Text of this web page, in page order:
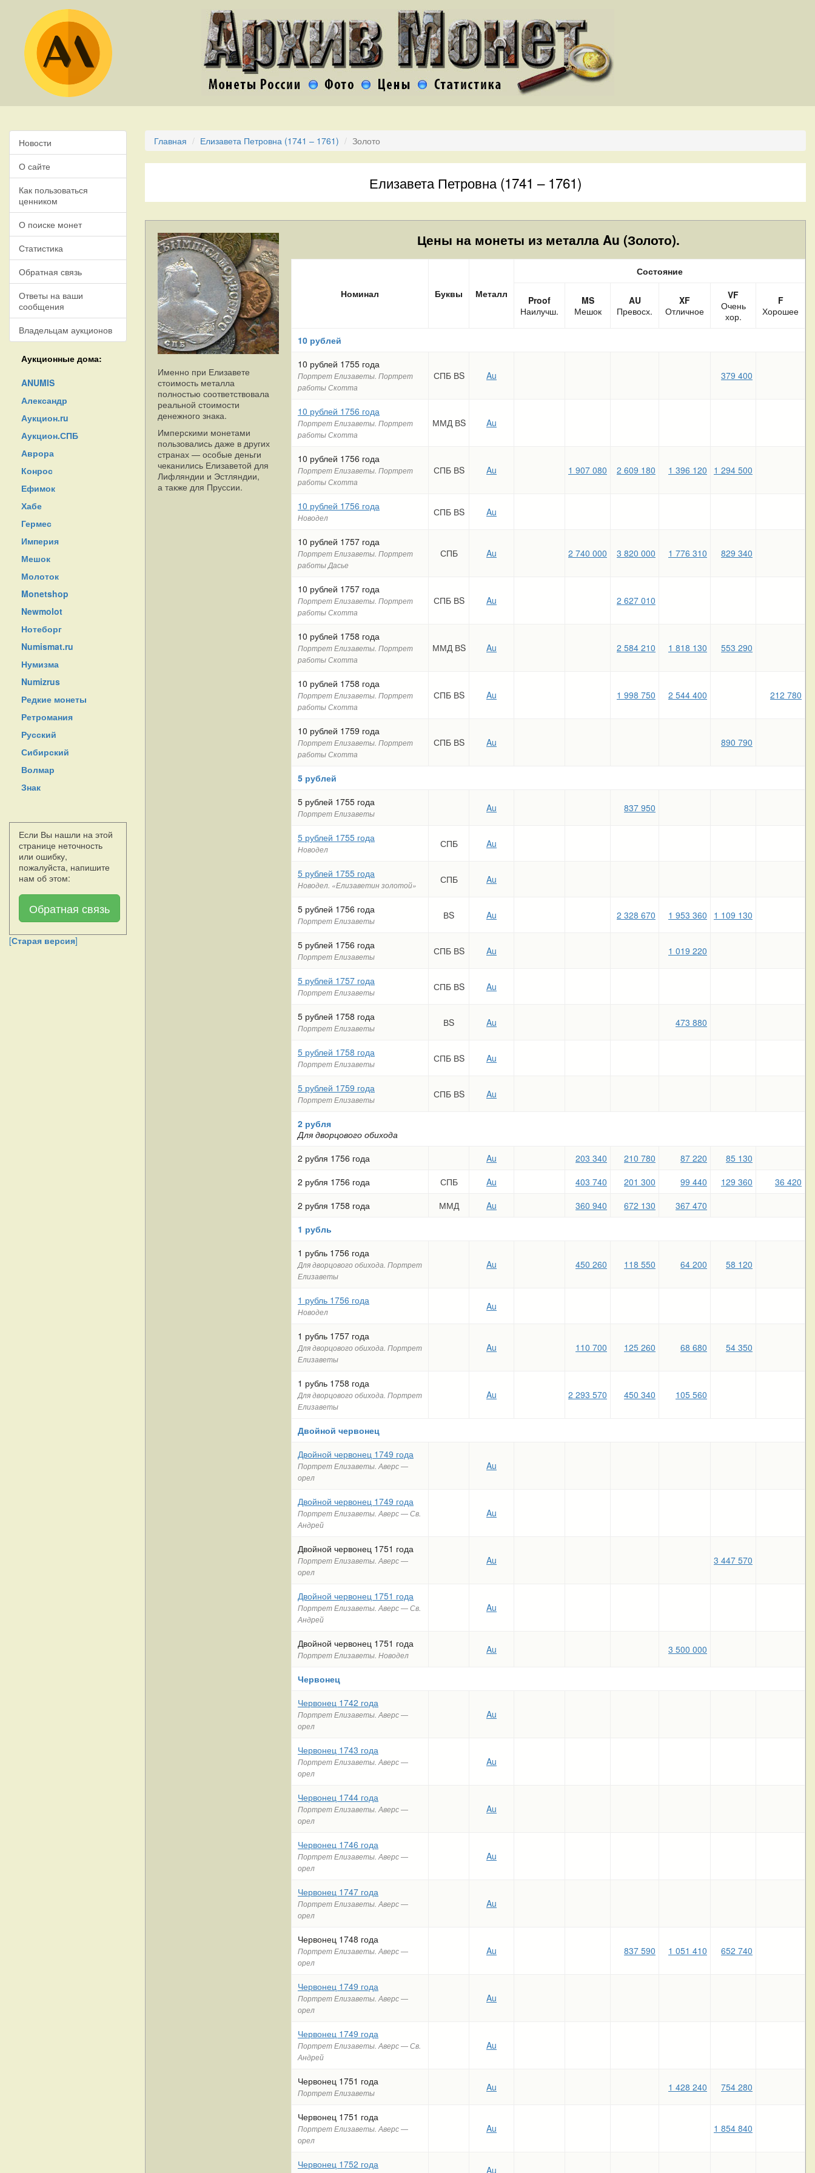
Новости
О сайте
Как пользоваться
ценником
О поиске монет
Статистика
Обратная связь
Ответы на ваши
сообщения
Владельцам аукционов
Аукционные дома:
ANUMIS
Александр
Аукцион.ru
Аукцион.СПБ
Аврора
Конрос
Ефимок
Хабе
Гермес
Империя
Мешок
Молоток
Monetshop
Newmolot
Нотеборг
Numismat.ru
Нумизма
Numizrus
Редкие монеты
Ретромания
Русский
Сибирский
Волмар
Знак
Если Вы нашли на этой
странице неточность
или ошибку,
пожалуйста, напишите
нам об этом:
Обратная связь
[Старая версия]
Главная Елизавета Петровна (1741 – 1761) Золото
Елизавета Петровна (1741 – 1761)
Именно при Елизавете
стоимость металла
полностью соответствовала
реальной стоимости
денежного знака.
Имперскими монетами
пользовались даже в других
странах — особые деньги
чеканились Елизаветой для
Лифляндии и Эстляндии,
а также для Пруссии.
Цены на монеты из металла Au (Золото).
Номинал Буквы Металл
Состояние
Proof
Наилучш.
MS
Мешок
AU
Превосх.
XF
Отличное
VF
Очень
хор.
F
Хорошее
10 рублей
10 рублей 1755 года
Портрет Елизаветы. Портрет
работы Скотта
СПБ ВS Au 379 400
10 рублей 1756 года
Портрет Елизаветы. Портрет
работы Скотта
ММД ВS Au
10 рублей 1756 года
Портрет Елизаветы. Портрет
работы Скотта
СПБ ВS Au 1 907 080 2 609 180 1 396 120 1 294 500
10 рублей 1756 года
Новодел СПБ ВS Au
10 рублей 1757 года
Портрет Елизаветы. Портрет
работы Дасье
СПБ Au 2 740 000 3 820 000 1 776 310 829 340
10 рублей 1757 года
Портрет Елизаветы. Портрет
работы Скотта
СПБ ВS Au 2 627 010
10 рублей 1758 года
Портрет Елизаветы. Портрет
работы Скотта
ММД ВS Au 2 584 210 1 818 130 553 290
10 рублей 1758 года
Портрет Елизаветы. Портрет
работы Скотта
СПБ ВS Au 1 998 750 2 544 400 212 780
10 рублей 1759 года
Портрет Елизаветы. Портрет
работы Скотта
СПБ ВS Au 890 790
5 рублей
5 рублей 1755 года
Портрет Елизаветы Au 837 950
5 рублей 1755 года
Новодел СПБ Au
5 рублей 1755 года
Новодел. «Елизаветин золотой» СПБ Au
5 рублей 1756 года
Портрет Елизаветы ВS Au 2 328 670 1 953 360 1 109 130
5 рублей 1756 года
Портрет Елизаветы СПБ ВS Au 1 019 220
5 рублей 1757 года
Портрет Елизаветы СПБ ВS Au
5 рублей 1758 года
Портрет Елизаветы ВS Au 473 880
5 рублей 1758 года
Портрет Елизаветы СПБ ВS Au
5 рублей 1759 года
Портрет Елизаветы СПБ ВS Au
2 рубля
Для дворцового обихода
2 рубля 1756 года
Au 203 340 210 780 87 220
85 130
2 рубля 1756 года
СПБ Au 403 740 201 300 99 440 129 360
36 420
2 рубля 1758 года
ММД Au 360 940 672 130
367 470
1 рубль
1 рубль 1756 года
Для дворцового обихода. Портрет
Елизаветы
Au 450 260 118 550 64 200 58 120
1 рубль 1756 года
Новодел Au
1 рубль 1757 года
Для дворцового обихода. Портрет
Елизаветы
Au 110 700 125 260 68 680 54 350
1 рубль 1758 года
Для дворцового обихода. Портрет
Елизаветы
Au 2 293 570 450 340 105 560
Двойной червонец
Двойной червонец 1749 года
Портрет Елизаветы. Аверс —
орел
Au
Двойной червонец 1749 года
Портрет Елизаветы. Аверс — Св.
Андрей
Au
Двойной червонец 1751 года
Портрет Елизаветы. Аверс —
орел
Au 3 447 570
Двойной червонец 1751 года
Портрет Елизаветы. Аверс — Св.
Андрей
Au
Двойной червонец 1751 года
Портрет Елизаветы. Новодел Au 3 500 000
Червонец
Червонец 1742 года
Портрет Елизаветы. Аверс —
орел
Au
Червонец 1743 года
Портрет Елизаветы. Аверс —
орел
Au
Червонец 1744 года
Портрет Елизаветы. Аверс —
орел
Au
Червонец 1746 года
Портрет Елизаветы. Аверс —
орел
Au
Червонец 1747 года
Портрет Елизаветы. Аверс —
орел
Au
Червонец 1748 года
Портрет Елизаветы. Аверс —
орел
Au 837 590 1 051 410 652 740
Червонец 1749 года
Портрет Елизаветы. Аверс —
орел
Au
Червонец 1749 года
Портрет Елизаветы. Аверс — Св.
Андрей
Au
Червонец 1751 года
Портрет Елизаветы Au 1 428 240 754 280
Червонец 1751 года
Портрет Елизаветы. Аверс —
орел
Au 1 854 840
Червонец 1752 года Au